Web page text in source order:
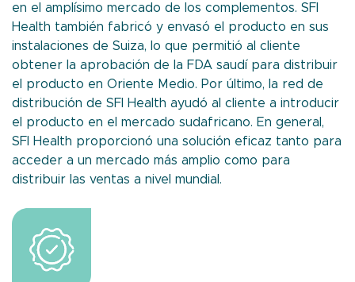
en el amplísimo mercado de los complementos. SFI
Health también fabricó y envasó el producto en sus
instalaciones de Suiza, lo que permitió al cliente
obtener la aprobación de la FDA saudí para distribuir
el producto en Oriente Medio. Por último, la red de
distribución de SFI Health ayudó al cliente a introducir
el producto en el mercado sudafricano. En general,
SFI Health proporcionó una solución eficaz tanto para
acceder a un mercado más amplio como para
distribuir las ventas a nivel mundial.